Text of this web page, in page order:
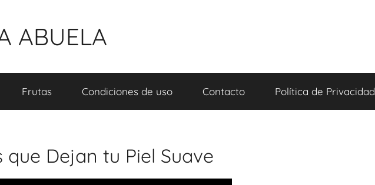
ABUELA
Frutas Condiciones de uso Contacto Política de Privacidad
que Dejan tu Piel Suave